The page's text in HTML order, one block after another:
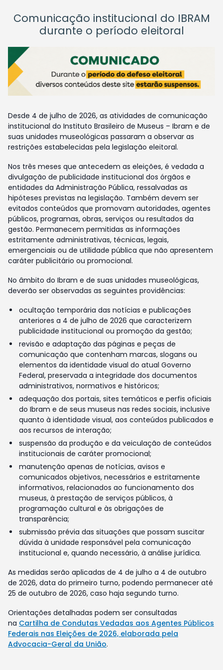
Comunicação institucional do IBRAM
durante o período eleitoral
Desde 4 de julho de 2026, as atividades de comunicação
institucional do Instituto Brasileiro de Museus – Ibram e de
suas unidades museológicas passaram a observar as
restrições estabelecidas pela legislação eleitoral.
Nos três meses que antecedem as eleições, é vedada a
divulgação de publicidade institucional dos órgãos e
entidades da Administração Pública, ressalvadas as
hipóteses previstas na legislação. Também devem ser
evitados conteúdos que promovam autoridades, agentes
públicos, programas, obras, serviços ou resultados da
gestão. Permanecem permitidas as informações
estritamente administrativas, técnicas, legais,
emergenciais ou de utilidade pública que não apresentem
caráter publicitário ou promocional.
No âmbito do Ibram e de suas unidades museológicas,
deverão ser observadas as seguintes providências:
ocultação temporária das notícias e publicações
anteriores a 4 de julho de 2026 que caracterizem
publicidade institucional ou promoção da gestão;
revisão e adaptação das páginas e peças de
comunicação que contenham marcas, slogans ou
elementos da identidade visual do atual Governo
Federal, preservada a integridade dos documentos
administrativos, normativos e históricos;
adequação dos portais, sites temáticos e perfis oficiais
do Ibram e de seus museus nas redes sociais, inclusive
quanto à identidade visual, aos conteúdos publicados e
aos recursos de interação;
suspensão da produção e da veiculação de conteúdos
institucionais de caráter promocional;
manutenção apenas de notícias, avisos e
comunicados objetivos, necessários e estritamente
informativos, relacionados ao funcionamento dos
museus, à prestação de serviços públicos, à
programação cultural e às obrigações de
transparência;
submissão prévia das situações que possam suscitar
dúvida à unidade responsável pela comunicação
institucional e, quando necessário, à análise jurídica.
As medidas serão aplicadas de 4 de julho a 4 de outubro
de 2026, data do primeiro turno, podendo permanecer até
25 de outubro de 2026, caso haja segundo turno.
Orientações detalhadas podem ser consultadas
na Cartilha de Condutas Vedadas aos Agentes Públicos
Federais nas Eleições de 2026, elaborada pela
Advocacia-Geral da União.